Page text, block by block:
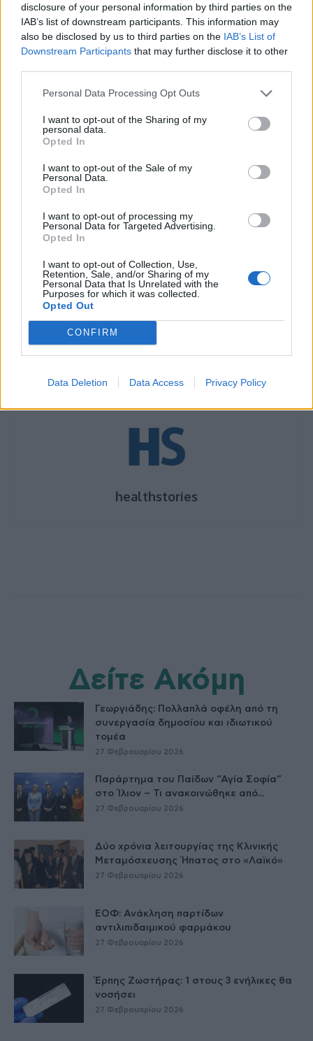
disclosure of your personal information by third parties on the
IAB’s list of downstream participants. This information may
also be disclosed by us to third parties on the IAB’s List of
Downstream Participants that may further disclose it to other
Personal Data Processing Opt Outs
I want to opt-out of the Sharing of my
personal data.
Opted In
I want to opt-out of the Sale of my
Personal Data.
Opted In
I want to opt-out of processing my
Personal Data for Targeted Advertising.
Opted In
I want to opt-out of Collection, Use,
Retention, Sale, and/or Sharing of my
Personal Data that Is Unrelated with the
Purposes for which it was collected.
Opted Out
CONFIRM
Data Deletion Data Access Privacy Policy
ασφαλιστικών εισφορών: Ειδικότερα, η
μείωση αυτή αναλύεται σε μείωση 0,5% στις
εισφορές των εργαζόμενων και 0,5% τις
ανέρχεται σε 440 εκατ. ευρώ.
Διαβάστε επίσης
Άδωνις Γεωργιάδης: Η εξομολόγηση για τη
μητέρα του στο Λαϊκό νοσοκομείο που
Κορυφαίοι επιστήμονες απαντούν στην
ερώτηση γι αυτό που χρειάζονται σήμερα τα
παιδιά
healthstories
Δείτε Ακόμη
Γεωργιάδης: Πολλαπλά οφέλη από τη
συνεργασία δημοσίου και ιδιωτικού
τομέα
27 Φεβρουαρίου 2026
Παράρτημα του Παίδων “Αγία Σοφία”
στο Ίλιον – Τι ανακοινώθηκε από...
27 Φεβρουαρίου 2026
Δύο χρόνια λειτουργίας της Κλινικής
Μεταμόσχευσης Ήπατος στο «Λαϊκό»
27 Φεβρουαρίου 2026
ΕΟΦ: Ανάκληση παρτίδων
αντιλιπιδαιμικού φαρμάκου
27 Φεβρουαρίου 2026
Έρπης Ζωστήρας: 1 στους 3 ενήλικες θα
νοσήσει
27 Φεβρουαρίου 2026